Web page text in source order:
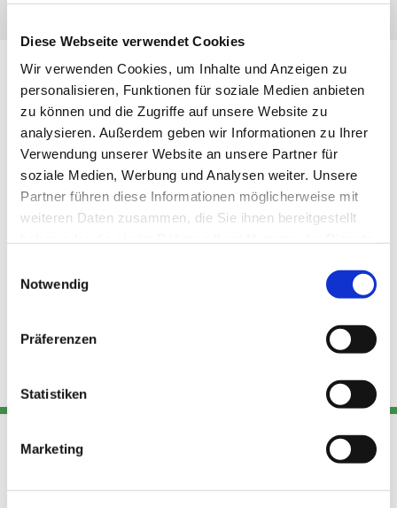
Diese Webseite verwendet Cookies
Wir verwenden Cookies, um Inhalte und Anzeigen zu
personalisieren, Funktionen für soziale Medien anbieten
zu können und die Zugriffe auf unsere Website zu
analysieren. Außerdem geben wir Informationen zu Ihrer
Verwendung unserer Website an unsere Partner für
soziale Medien, Werbung und Analysen weiter. Unsere
Partner führen diese Informationen möglicherweise mit
weiteren Daten zusammen, die Sie ihnen bereitgestellt
Notwendig
Präferenzen
Statistiken
Marketing
Adresse
Kont
Links